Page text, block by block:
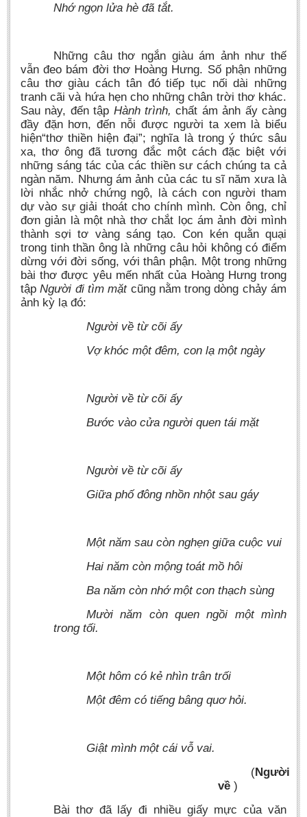
Nhớ ngọn lửa hè đã tắt.
Những câu thơ ngắn giàu ám ảnh như thế
vẫn đeo bám đời thơ Hoàng Hưng. Số phận những
câu thơ giàu cách tân đó tiếp tục nối dài những
tranh cãi và hứa hẹn cho những chân trời thơ khác.
Sau này, đến tập Hành trình,chất ám ảnh ấy càng
đầy đặn hơn, đến nỗi được người ta xem là biểu
hiện“thơ thiền hiện đại”; nghĩa là trong ý thức sâu
xa, thơ ông đã tương đắc một cách đặc biệt với
những sáng tác của các thiền sư cách chúng ta cả
ngàn năm. Nhưng ám ảnh của các tu sĩ năm xưa là
lời nhắc nhở chứng ngộ, là cách con người tham
dự vào sự giải thoát cho chính mình. Còn ông, chỉ
đơn giản là một nhà thơ chắt lọc ám ảnh đời mình
thành sợi tơ vàng sáng tạo. Con kén quằn quại
trong tinh thần ông là những câu hỏi không có điểm
dừng với đời sống, với thân phận. Một trong những
bài thơ được yêu mến nhất của Hoàng Hưng trong
tậpNgười đi tìm mặt cũng nằm trong dòng chảy ám
ảnh kỳ lạ đó:
Người về từ cõi ấy
Vợ khóc một đêm, con lạ một ngày
Người về từ cõi ấy
Bước vào cửa người quen tái mặt
Người về từ cõi ấy
Giữa phố đông nhồn nhột sau gáy
Một năm sau còn nghẹn giữa cuộc vui
Hai năm còn mộng toát mồ hôi
Ba năm còn nhớ một con thạch sùng
Mười năm còn quen ngồi một mình
trong tối.
Một hôm có kẻ nhìn trân trối
Một đêm có tiếng bâng quơ hỏi.
Giật mình một cái vỗ vai.
(Người
về )
Bài thơ đã lấy đi nhiều giấy mực của văn